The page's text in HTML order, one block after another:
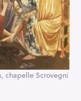
, chapelle Scrovegni